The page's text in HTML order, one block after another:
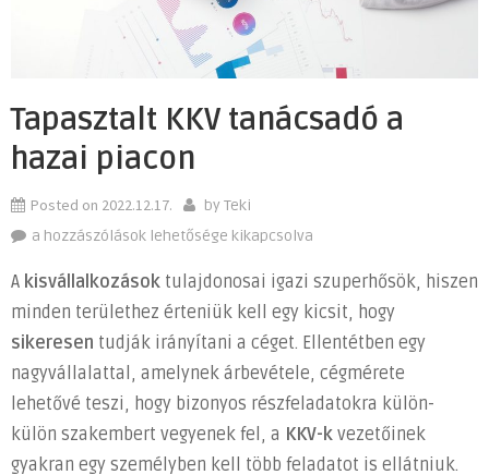
Tapasztalt KKV tanácsadó a
hazai piacon
Posted on 2022.12.17. byTeki
Tapasztalt
tanácsadó
a
hazai
piacon
bejegyzéshez
a hozzászólások lehetősége kikapcsolva
A kisvállalkozások tulajdonosai igazi szuperhősök, hiszen
minden területhez érteniük kell egy kicsit, hogy
sikeresen tudják irányítani a céget. Ellentétben egy
nagyvállalattal, amelynek árbevétele, cégmérete
lehetővé teszi, hogy bizonyos részfeladatokra külön-
külön szakembert vegyenek fel, a KKV-k vezetőinek
gyakran egy személyben kell több feladatot is ellátniuk.